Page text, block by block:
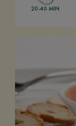
20-40 MIN